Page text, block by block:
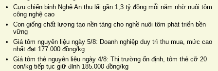
Cựu chiến binh Nghệ An thu lãi gần 1,3 tỷ đồng mỗi năm nhờ nuôi tôm
công nghệ cao
Con giống chất lượng tạo nền tảng cho nghề nuôi tôm phát triển bền
vững
Giá tôm nguyên liệu ngày 5/8: Doanh nghiệp duy trì thu mua, mức cao
nhất đạt 177.000 đồng/kg
Giá tôm thẻ nguyên liệu ngày 4/8: Thị trường ổn định, tôm thẻ cỡ 20
con/kg tiếp tục giữ đỉnh 185.000 đồng/kg